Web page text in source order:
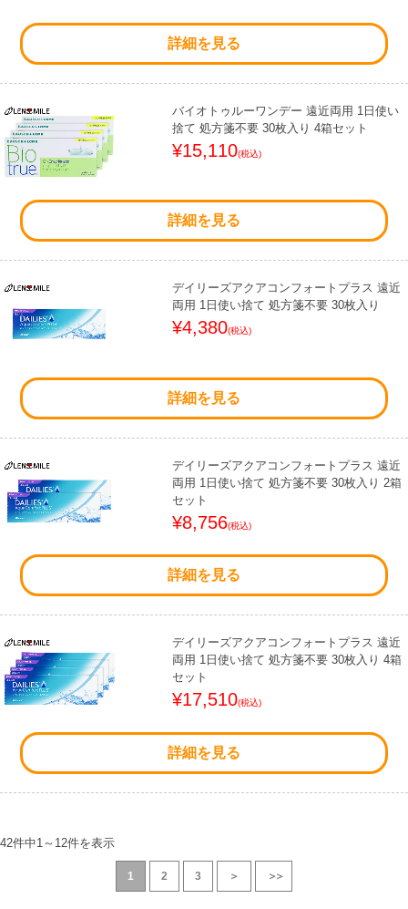
詳細を見る
バイオトゥルーワンデー 遠近両用 1日使い
捨て 処方箋不要 30枚入り 4箱セット
¥15,110(税込)
詳細を見る
デイリーズアクアコンフォートプラス 遠近
両用 1日使い捨て 処方箋不要 30枚入り
¥4,380(税込)
詳細を見る
デイリーズアクアコンフォートプラス 遠近
両用 1日使い捨て 処方箋不要 30枚入り 2箱
セット
¥8,756(税込)
詳細を見る
デイリーズアクアコンフォートプラス 遠近
両用 1日使い捨て 処方箋不要 30枚入り 4箱
セット
¥17,510(税込)
詳細を見る
42件中1 ～ 12件を表示
1 2 3 ＞ ＞＞